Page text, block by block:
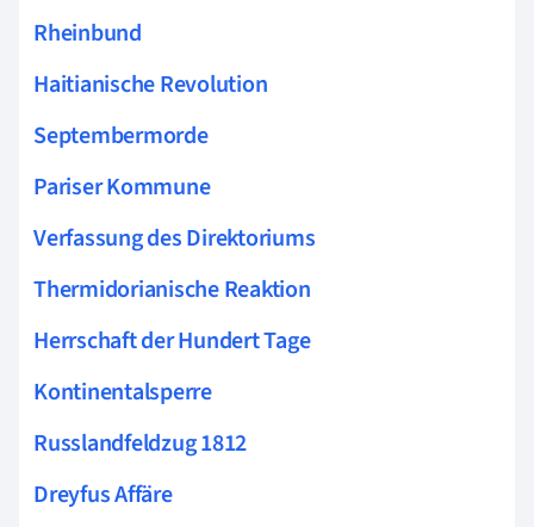
Rheinbund
Haitianische Revolution
Septembermorde
Pariser Kommune
Verfassung des Direktoriums
Thermidorianische Reaktion
Herrschaft der Hundert Tage
Kontinentalsperre
Russlandfeldzug 1812
Dreyfus Affäre